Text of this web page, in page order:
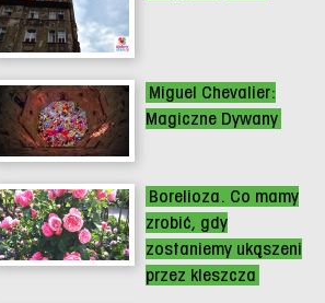
Miguel Chevalier:
Magiczne Dywany
Borelioza. Co mamy
zrobić, gdy
zostaniemy ukąszeni
przez kleszcza